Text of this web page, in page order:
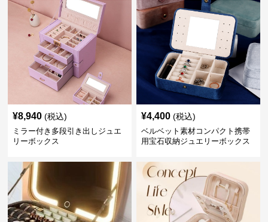
¥8,940 (税込)
ミラー付き多段引き出しジュエ
リーボックス
¥4,400 (税込)
ベルベット素材コンパクト携帯
用宝石収納ジュエリーボックス